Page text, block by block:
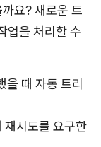
요? 새로운 트
업을 처리할 수
때 자동 트리
시도를 요구한